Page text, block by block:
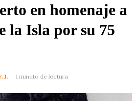
en homenaje a
la Isla por su 75
I. 1 minuto de lectura